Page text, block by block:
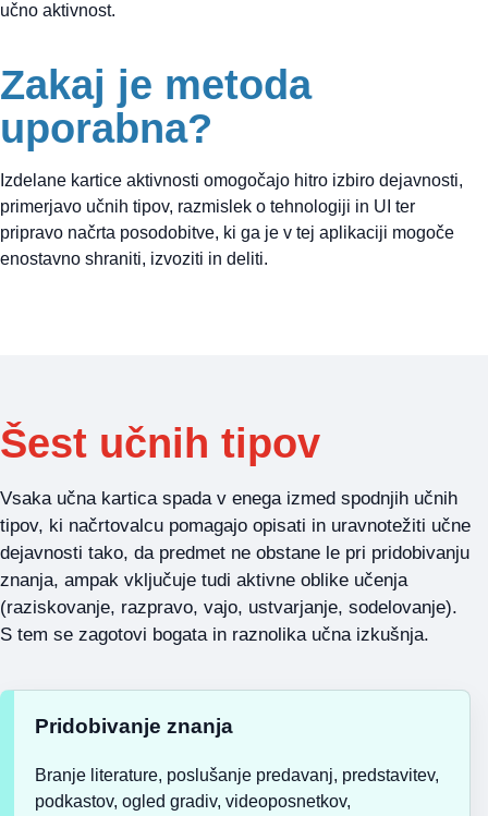
učno aktivnost.
Zakaj je metoda
uporabna?
Izdelane kartice aktivnosti omogočajo hitro izbiro dejavnosti,
primerjavo učnih tipov, razmislek o tehnologiji in UI ter
pripravo načrta posodobitve, ki ga je v tej aplikaciji mogoče
enostavno shraniti, izvoziti in deliti.
Šest učnih tipov
Vsaka učna kartica spada v enega izmed spodnjih učnih
tipov, ki načrtovalcu pomagajo opisati in uravnotežiti učne
dejavnosti tako, da predmet ne obstane le pri pridobivanju
znanja, ampak vključuje tudi aktivne oblike učenja
(raziskovanje, razpravo, vajo, ustvarjanje, sodelovanje).
S tem se zagotovi bogata in raznolika učna izkušnja.
Pridobivanje znanja
Branje literature, poslušanje predavanj, predstavitev,
podkastov, ogled gradiv, videoposnetkov,